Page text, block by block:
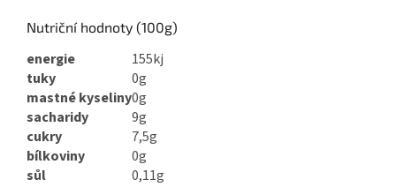
Nutriční hodnoty (100g)
energie
155kj
tuky
0g
mastné kyseliny0g
sacharidy
9g
cukry
7,5g
bílkoviny
0g
sůl
0,11g